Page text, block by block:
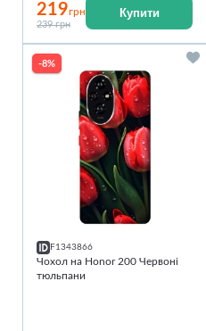
219грн
239 грн
Купити
-8%
F1343866
Чохол на Honor 200 Червоні
тюльпани